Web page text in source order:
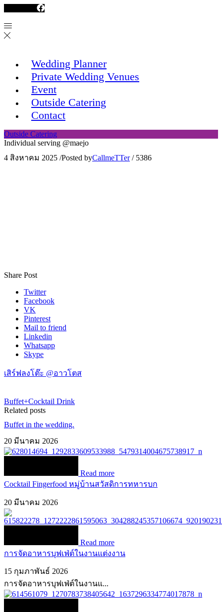
Wedding Planner
Private Wedding Venues
Event
Outside Catering
Contact
Outside Catering
Individual serving @maejo
4 สิงหาคม 2025 /Posted byCallmeTTer / 5386
Share Post
Twitter
Facebook
VK
Pinterest
Mail to friend
Linkedin
Whatsapp
Skype
เสิร์ฟลงโต๊ะ @อาวโตส
Buffet+Cocktail Drink
Related posts
Buffet in the wedding.
20 มีนาคม 2026
Read more
Cocktail Fingerfood หมู่บ้านสวัสดิการทหารบก
20 มีนาคม 2026
Read more
การจัดอาหารบุฟเฟ่ต์ในงานแต่งงาน
15 กุมภาพันธ์ 2026
การจัดอาหารบุฟเฟ่ต์ในงานแ...